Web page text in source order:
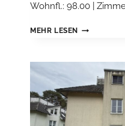
Wohnfl.: 98.00 |
MEHR LESEN
ATTRAKTIVE
WALDLAGE
–
VERMIETETE
ZIMMER-